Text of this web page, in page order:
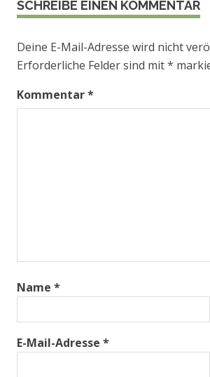
SCHREIBE EINEN KOMMENTAR
Deine E-Mail-Adresse wird nicht
Erforderliche Felder sind mit*
Kommentar*
Name *
E-Mail-Adresse *